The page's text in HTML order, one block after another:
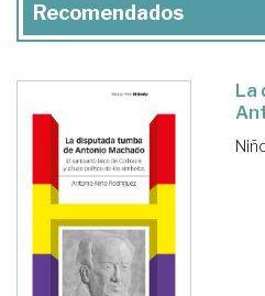
Recomendados
La